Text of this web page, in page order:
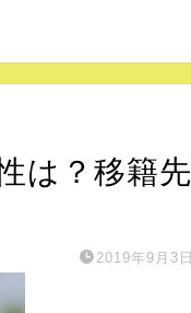
は？移籍先
2019年9月3日